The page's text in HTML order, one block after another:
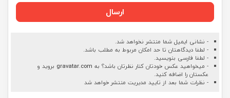
ارسال
- نشانی ایمیل شما منتشر نخواهد شد.
- لطفا دیدگاهتان تا حد امکان مربوط به مطلب باشد.
- لطفا فارسی بنویسید.
- میخواهید عکس خودتان کنار نظرتان باشد؟ به gravatar.com بروید و
عکستان را اضافه کنید.
- نظرات شما بعد از تایید مدیریت منتشر خواهد شد